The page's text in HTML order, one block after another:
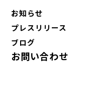
お知らせ
プレスリリース
ブログ
お問い合わせ